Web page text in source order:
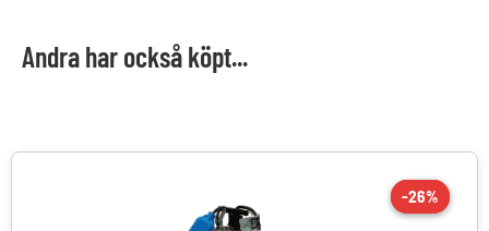
Andra har också köpt...
-26%
-26%